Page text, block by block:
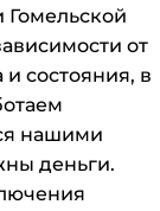
от
и состояния, в
нашими
деньги.